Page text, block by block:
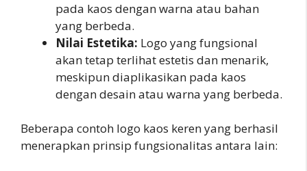
pada kaos dengan warna atau bahan
yang berbeda.
Nilai Estetika: Logo yang fungsional
akan tetap terlihat estetis dan menarik,
meskipun diaplikasikan pada kaos
dengan desain atau warna yang berbeda.
Beberapa contoh logo kaos keren yang berhasil
menerapkan prinsip fungsionalitas antara lain: